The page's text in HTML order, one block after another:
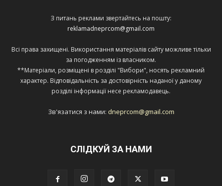
З питань реклами звертайтесь на пошту:
reklamadneprcom@gmail.com
Всі права захищені. Використання матеріалів сайту можливе тільки
за погодженням із власником.
**Матеріали, розміщені в розділі "Вибори", носять рекламний
характер. Відповідальність за достовірність наданої у даному
розділі інформації несе рекламодавець.
Зв'язатися з нами: dneprcom@gmail.com
СЛІДКУЙ ЗА НАМИ